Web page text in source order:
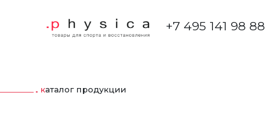
+7 495 141 98 88
каталог продукции